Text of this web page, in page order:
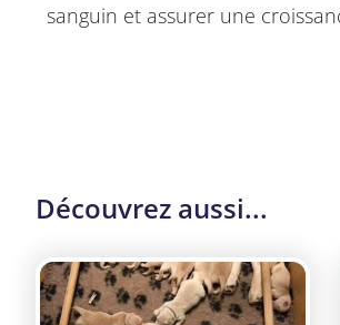
sanguin et assurer une
Découvrez aussi...